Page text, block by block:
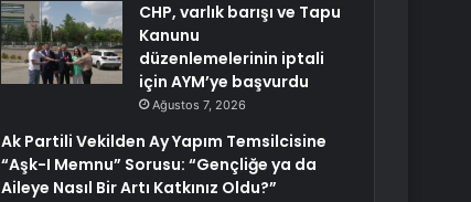
CHP, varlık barışı ve Tapu
Kanunu
düzenlemelerinin iptali
için AYM’ye başvurdu
Ağustos 7, 2026
Ak Partili Vekilden Ay Yapım Temsilcisine
“Aşk-I Memnu” Sorusu: “Gençliğe ya da
Aileye Nasıl Bir Artı Katkınız Oldu?”